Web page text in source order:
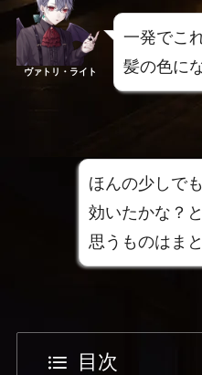
ヴァトリ・ライト
一発でこ
髪の色に
ほんの少しでも
効いたかな？と
思うものはま
目次